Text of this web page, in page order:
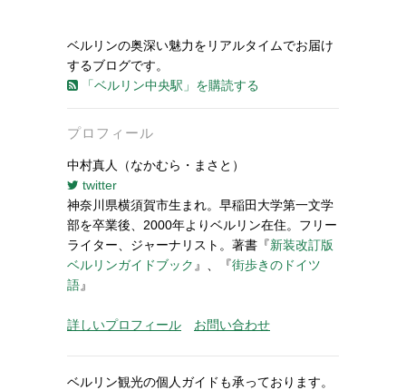
ベルリンの奥深い魅力をリアルタイムでお届け
するブログです。
「ベルリン中央駅」を購読する
プロフィール
中村真人（なかむら・まさと）
twitter
神奈川県横須賀市生まれ。早稲田大学第一文学
部を卒業後、2000年よりベルリン在住。フリー
ライター、ジャーナリスト。著書『新装改訂版
ベルリンガイドブック 』、『街歩きのドイツ
語』
詳しいプロフィール お問い合わせ
ベルリン観光の個人ガイドも承っております。